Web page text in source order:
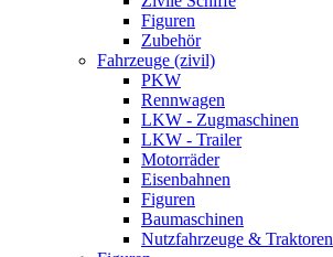
Figuren
Zubehör
Fahrzeuge (zivil)
PKW
Rennwagen
LKW - Zugmaschinen
LKW - Trailer
Motorräder
Eisenbahnen
Figuren
Baumaschinen
Nutzfahrzeuge & Traktoren